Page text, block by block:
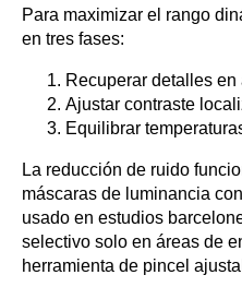
Para maximizar el rango
en tres fases:
Recuperar detalles en
Ajustar contraste
Equilibrar
La reducción de ruido
máscaras de luminancia
usado en estudios
selectivo solo en áreas de
herramienta de pincel